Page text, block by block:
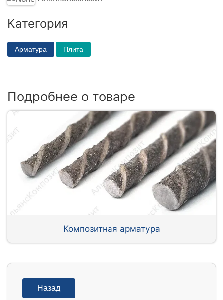
Категория
Арматура Плита
Подробнее о товаре
Композитная арматура
Назад